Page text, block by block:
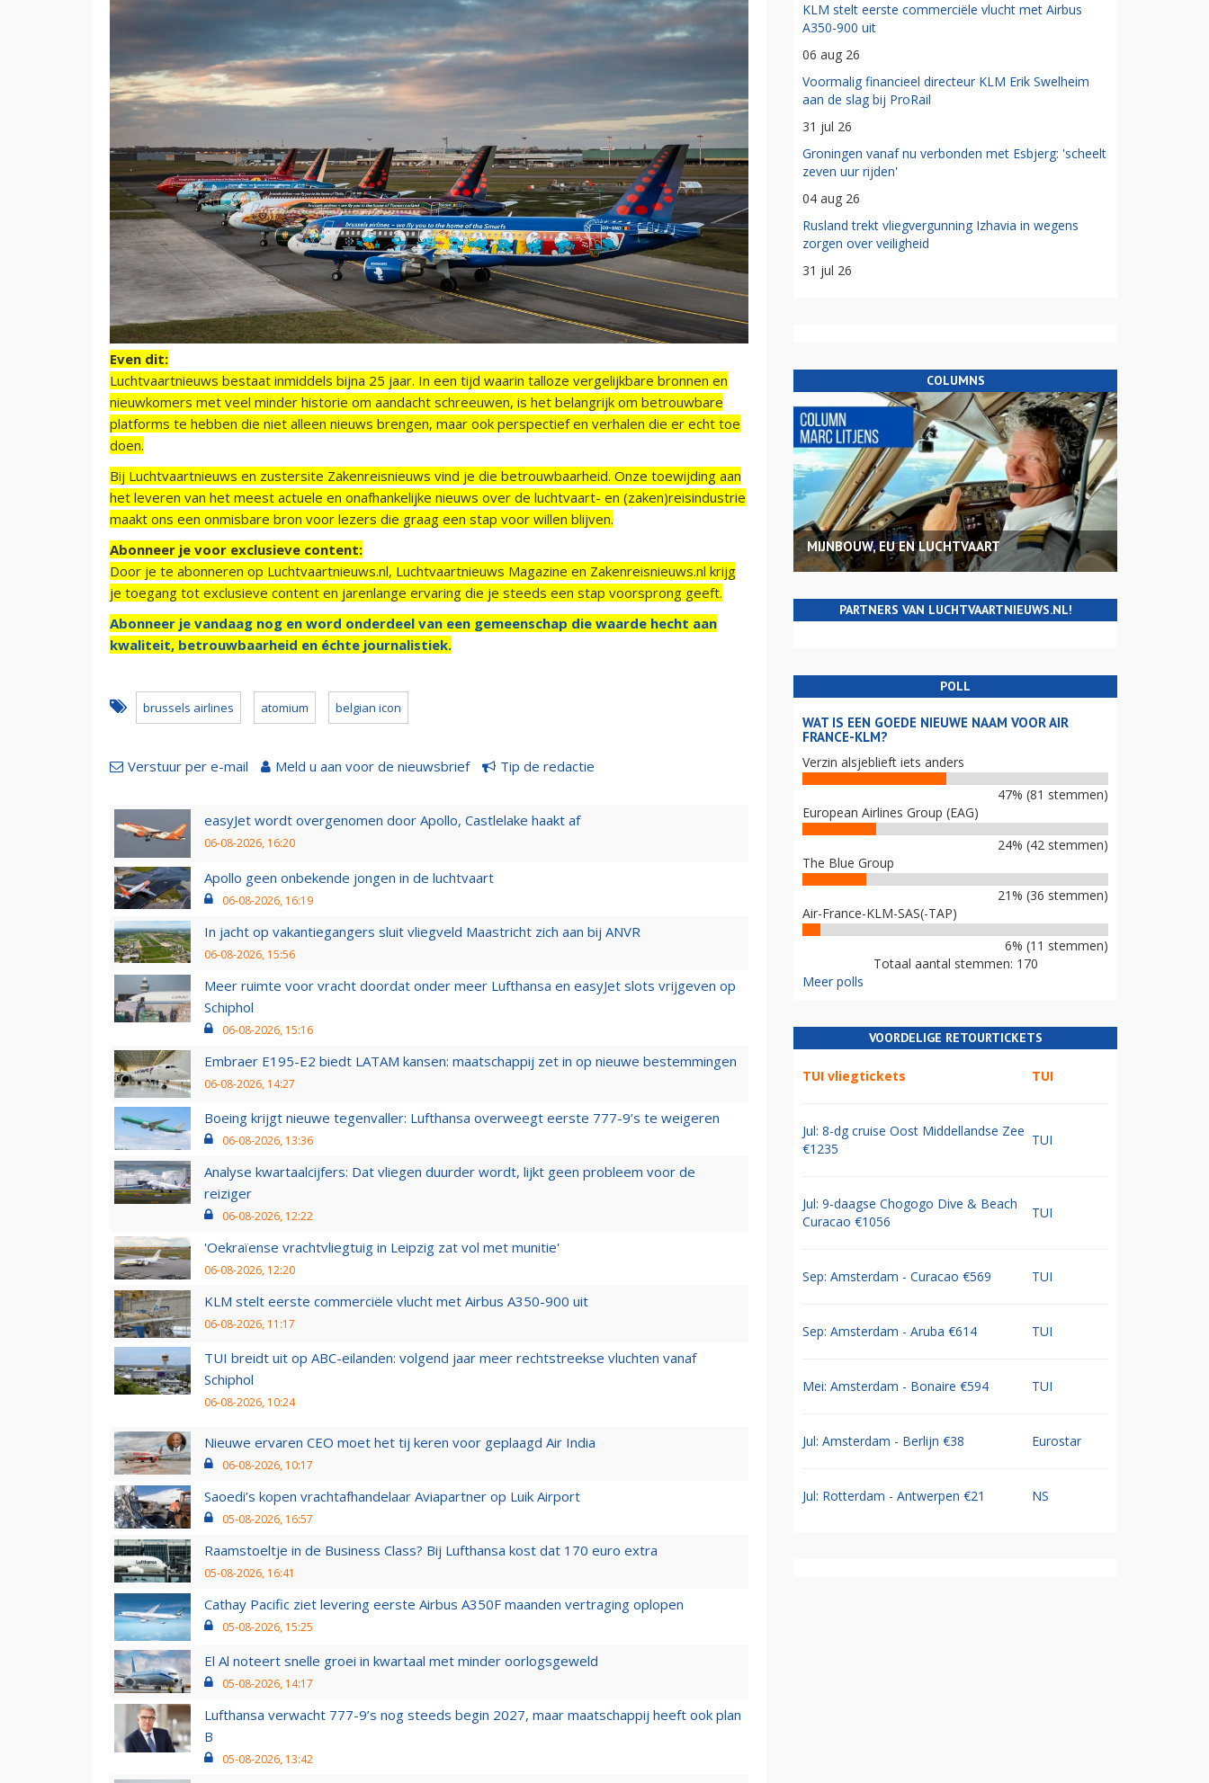
Even dit:
Luchtvaartnieuws bestaat inmiddels bijna 25 jaar. In een tijd waarin talloze vergelijkbare bronnen en
nieuwkomers met veel minder historie om aandacht schreeuwen, is het belangrijk om betrouwbare
platforms te hebben die niet alleen nieuws brengen, maar ook perspectief en verhalen die er echt toe
doen.
Bij Luchtvaartnieuws en zustersite Zakenreisnieuws vind je die betrouwbaarheid. Onze toewijding aan
het leveren van het meest actuele en onafhankelijke nieuws over de luchtvaart- en (zaken)reisindustrie
maakt ons een onmisbare bron voor lezers die graag een stap voor willen blijven.
Abonneer je voor exclusieve content:
Door je te abonneren op Luchtvaartnieuws.nl, Luchtvaartnieuws Magazine en Zakenreisnieuws.nl krijg
je toegang tot exclusieve content en jarenlange ervaring die je steeds een stap voorsprong geeft.
Abonneer je vandaag nog en word onderdeel van een gemeenschap die waarde hecht aan
kwaliteit, betrouwbaarheid en échte journalistiek.
brussels airlines atomium belgian icon
Verstuur per e-mail Meld u aan voor de nieuwsbrief Tip de redactie
easyJet wordt overgenomen door Apollo, Castlelake haakt af
06-08-2026, 16:20
Apollo geen onbekende jongen in de luchtvaart
06-08-2026, 16:19
In jacht op vakantiegangers sluit vliegveld Maastricht zich aan bij ANVR
06-08-2026, 15:56
Meer ruimte voor vracht doordat onder meer Lufthansa en easyJet slots vrijgeven op
Schiphol
06-08-2026, 15:16
Embraer E195-E2 biedt LATAM kansen: maatschappij zet in op nieuwe bestemmingen
06-08-2026, 14:27
Boeing krijgt nieuwe tegenvaller: Lufthansa overweegt eerste 777-9’s te weigeren
06-08-2026, 13:36
Analyse kwartaalcijfers: Dat vliegen duurder wordt, lijkt geen probleem voor de
reiziger
06-08-2026, 12:22
'Oekraïense vrachtvliegtuig in Leipzig zat vol met munitie'
06-08-2026, 12:20
KLM stelt eerste commerciële vlucht met Airbus A350-900 uit
06-08-2026, 11:17
TUI breidt uit op ABC-eilanden: volgend jaar meer rechtstreekse vluchten vanaf
Schiphol
06-08-2026, 10:24
Nieuwe ervaren CEO moet het tij keren voor geplaagd Air India
06-08-2026, 10:17
Saoedi’s kopen vrachtafhandelaar Aviapartner op Luik Airport
05-08-2026, 16:57
Raamstoeltje in de Business Class? Bij Lufthansa kost dat 170 euro extra
05-08-2026, 16:41
Cathay Pacific ziet levering eerste Airbus A350F maanden vertraging oplopen
05-08-2026, 15:25
El Al noteert snelle groei in kwartaal met minder oorlogsgeweld
05-08-2026, 14:17
Lufthansa verwacht 777-9’s nog steeds begin 2027, maar maatschappij heeft ook plan
B
05-08-2026, 13:42
KLM stelt eerste commerciële vlucht met Airbus
A350-900 uit
06 aug 26
Voormalig financieel directeur KLM Erik Swelheim
aan de slag bij ProRail
31 jul 26
Groningen vanaf nu verbonden met Esbjerg: 'scheelt
zeven uur rijden'
04 aug 26
Rusland trekt vliegvergunning Izhavia in wegens
zorgen over veiligheid
31 jul 26
COLUMNS
MIJNBOUW, EU EN LUCHTVAART
PARTNERS VAN LUCHTVAARTNIEUWS.NL!
POLL
WAT IS EEN GOEDE NIEUWE NAAM VOOR AIR
FRANCE-KLM?
Verzin alsjeblieft iets anders
47% (81 stemmen)
European Airlines Group (EAG)
24% (42 stemmen)
The Blue Group
21% (36 stemmen)
Air-France-KLM-SAS(-TAP)
6% (11 stemmen)
Totaal aantal stemmen: 170
Meer polls
VOORDELIGE RETOURTICKETS
TUI vliegtickets TUI
Jul: 8-dg cruise Oost Middellandse Zee
€1235
TUI
Jul: 9-daagse Chogogo Dive & Beach
Curacao €1056
TUI
Sep: Amsterdam - Curacao €569 TUI
Sep: Amsterdam - Aruba €614 TUI
Mei: Amsterdam - Bonaire €594 TUI
Jul: Amsterdam - Berlijn €38 Eurostar
Jul: Rotterdam - Antwerpen €21 NS